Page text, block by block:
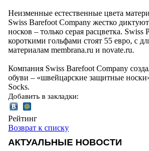
Неизменные естественные цвета
Swiss Barefoot Company жестко
носков – только серая расцветка. Swiss
короткими гольфами стоят 55 евро, с
материалам membrana.ru и novate.ru.
Компания Swiss Barefoot Company
обуви – «швейцарские защитные
Socks.
Добавить в закладки:
Рейтинг
Возврат к списку
АКТУАЛЬНЫЕ НОВОСТИ